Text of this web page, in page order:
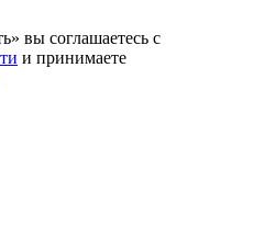
вы соглашаетесь с
и принимаете